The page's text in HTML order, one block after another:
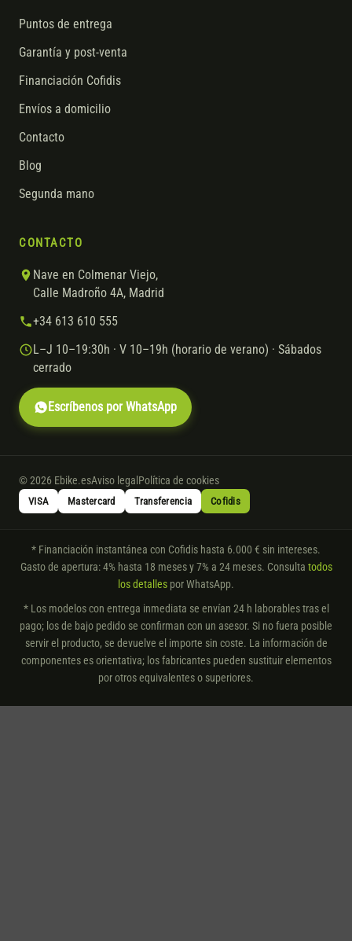
Puntos de entrega
Garantía y post-venta
Financiación Cofidis
Envíos a domicilio
Contacto
Blog
Segunda mano
CONTACTO
Nave en Colmenar Viejo,
Calle Madroño 4A, Madrid
+34 613 610 555
L–J 10–19:30h · V 10–19h (horario de verano) · Sábados
cerrado
Escríbenos por WhatsApp
© 2026 Ebike.esAviso legal Política de cookies
VISA Mastercard Transferencia Cofidis
* Financiación instantánea con Cofidis hasta 6.000 € sin intereses.
Gasto de apertura: 4% hasta 18 meses y 7% a 24 meses. Consulta todos
los detalles por WhatsApp.
* Los modelos con entrega inmediata se envían 24 h laborables tras el
pago; los de bajo pedido se confirman con un asesor. Si no fuera posible
servir el producto, se devuelve el importe sin coste. La información de
componentes es orientativa; los fabricantes pueden sustituir elementos
por otros equivalentes o superiores.